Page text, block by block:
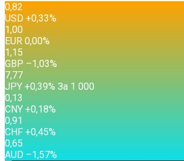
0,82
USD +0,33%
1,00
EUR 0,00%
1,15
GBP –1,03%
7,77
JPY +0,39% За 1 000
0,13
CNY +0,18%
0,91
CHF +0,45%
0,65
AUD –1,57%